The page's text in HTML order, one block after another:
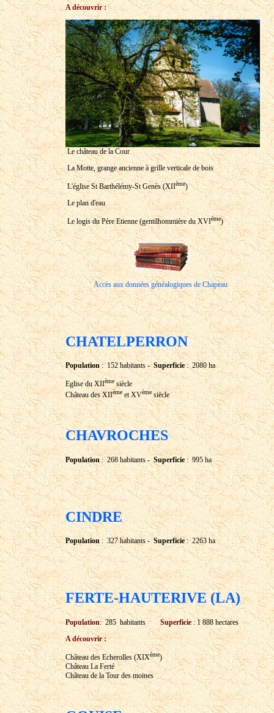
A découvrir :
Le château de la Cour
La Motte, grange ancienne à grille verticale de bois
L'église St Barthélémy-St Genès (XIIème)
Le plan d'eau
Le logis du Père Etienne (gentilhommière du XVIème)
Accès aux données généalogiques de Chapeau
CHATELPERRON
Population: 152 habitants -Superficie: 2080 ha
Eglise du XIIèmesiècle
Château des XIIèmeet XVèmesiècle
CHAVROCHES
Population: 268 habitants -Superficie: 995 ha
CINDRE
Population: 327 habitants -Superficie: 2263 ha
FERTE-HAUTERIVE (LA)
Population: 285 habitantsSuperficie: 1 888 hectares
A découvrir :
Château des Echerolles (XIXème)
Château La Ferté
Château de la Tour des moines